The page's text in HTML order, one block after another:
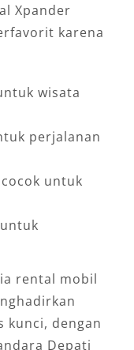
Xpander
karena
wisata
perjalanan
untuk
rental mobil
kunci, dengan
Depati